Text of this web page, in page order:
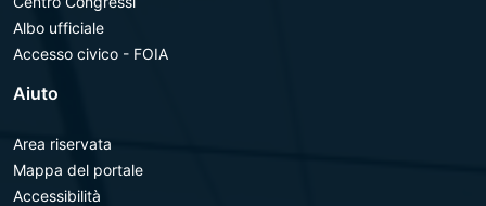
Albo ufficiale
Accesso civico - FOIA
Aiuto
Area riservata
Mappa del portale
Accessibilità